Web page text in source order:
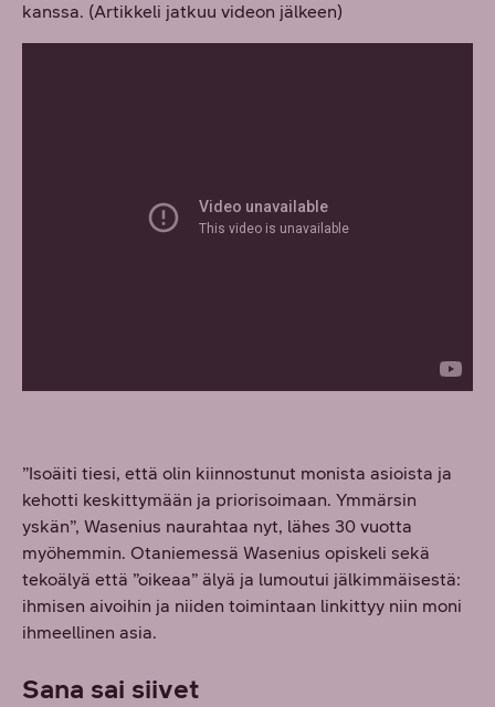
kanssa. (Artikkeli jatkuu videon jälkeen)
”Isoäiti tiesi, että olin kiinnostunut monista asioista ja
kehotti keskittymään ja priorisoimaan. Ymmärsin
yskän”, Wasenius naurahtaa nyt, lähes 30 vuotta
myöhemmin. Otaniemessä Wasenius opiskeli sekä
tekoälyä että ”oikeaa” älyä ja lumoutui jälkimmäisestä:
ihmisen aivoihin ja niiden toimintaan linkittyy niin moni
ihmeellinen asia.
Sana sai siivet